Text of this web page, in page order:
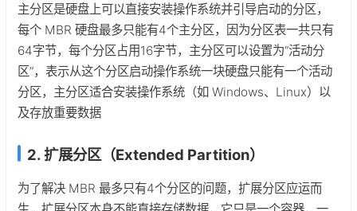
主分区是硬盘上可以直接安装操作系统并引导启动的分区，
每个 MBR 硬盘最多只能有4个主分区，因为分区表一共只有
64字节，每个分区占用16字节，主分区可以设置为“活动分
区”，表示从这个分区启动操作系统一块硬盘只能有一个活动
分区，主分区适合安装操作系统（如 Windows、Linux）以
及存放重要数据
2. 扩展分区（Extended Partition）
为了解决 MBR 最多只有4个分区的问题，扩展分区应运而